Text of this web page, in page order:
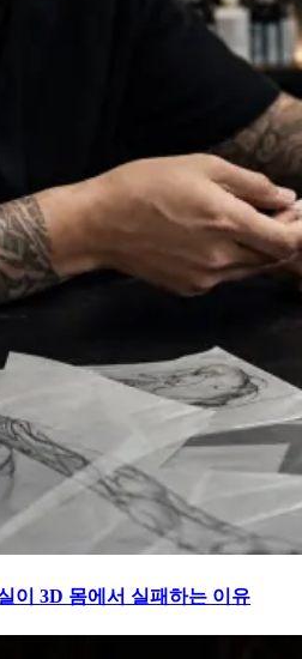
이 3D 몸에서 실패하는 이유